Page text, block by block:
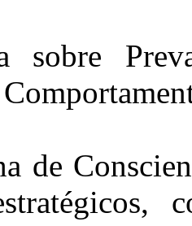
sobre
de